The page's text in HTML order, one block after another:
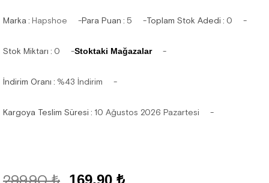
Marka : Hapshoe Para Puan : 5 Toplam Stok Adedi : 0
Stok Miktarı : 0 Stoktaki Mağazalar
İndirim Oranı : %43 İndirim
Kargoya Teslim Süresi : 10 Ağustos 2026 Pazartesi
299,90 ₺ 169,90 ₺